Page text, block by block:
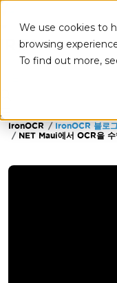
We use cookies to
browsing
To find out more,
푸터 콘텐츠로 바로가기
IronOCR IronOCR 블로그
NET Maui에서 OCR을